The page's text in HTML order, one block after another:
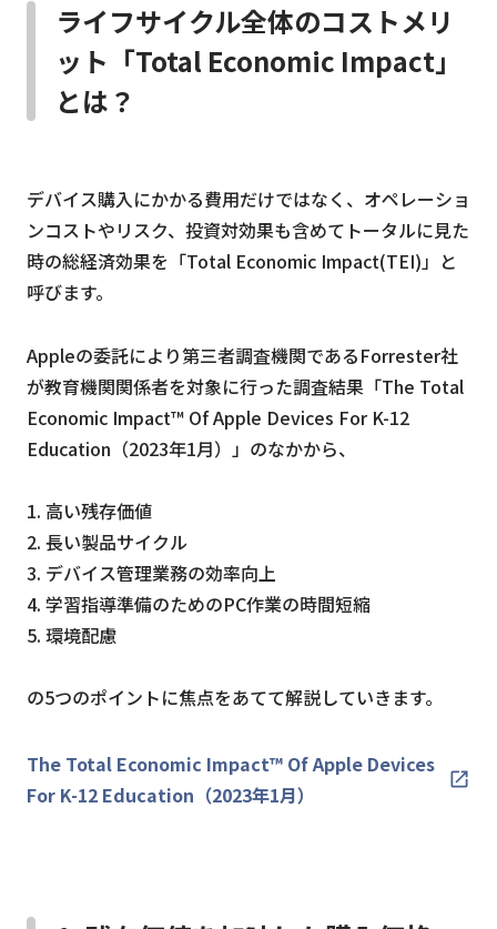
ライフサイクル全体のコストメリ
ット「Total Economic Impact」
とは？
デバイス購入にかかる費用だけではなく、オペレーショ
ンコストやリスク、投資対効果も含めてトータルに見た
時の総経済効果を「Total Economic Impact(TEI)」と
呼びます。
Appleの委託により第三者調査機関であるForrester社
が教育機関関係者を対象に行った調査結果「The Total
Economic Impact™ Of Apple Devices For K-12
Education（2023年1月）」のなかから、
1. 高い残存価値
2. 長い製品サイクル
3. デバイス管理業務の効率向上
4. 学習指導準備のためのPC作業の時間短縮
5. 環境配慮
の5つのポイントに焦点をあてて解説していきます。
The Total Economic Impact™ Of Apple Devices
For K-12 Education（2023年1月）